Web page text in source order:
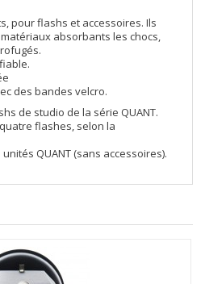
pour flashs et accessoires. Ils
absorbants les chocs,
des bandes velcro.
de studio de la série QUANT.
flashes, selon la
QUANT (sans accessoires).